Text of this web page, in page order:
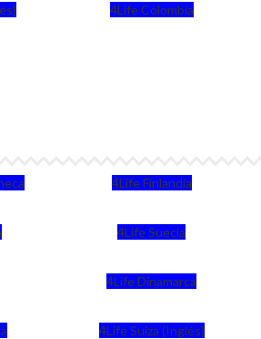
4Life Colombia
4Life Finlandia
4Life Suecia
4Life Dinamarca
4Life Suiza (Inglés)